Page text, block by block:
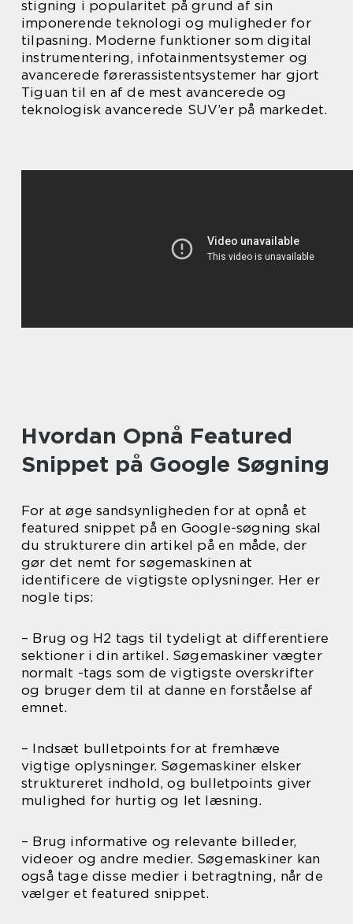
stigning i popularitet på grund af sin
imponerende teknologi og muligheder for
tilpasning. Moderne funktioner som digital
instrumentering, infotainmentsystemer og
avancerede førerassistentsystemer har gjort
Tiguan til en af de mest avancerede og
teknologisk avancerede SUV’er på markedet.
Hvordan Opnå Featured
Snippet på Google Søgning
For at øge sandsynligheden for at opnå et
featured snippet på en Google-søgning skal
du strukturere din artikel på en måde, der
gør det nemt for søgemaskinen at
identificere de vigtigste oplysninger. Her er
nogle tips:
– Brug og H2 tags til tydeligt at differentiere
sektioner i din artikel. Søgemaskiner vægter
normalt -tags som de vigtigste overskrifter
og bruger dem til at danne en forståelse af
emnet.
– Indsæt bulletpoints for at fremhæve
vigtige oplysninger. Søgemaskiner elsker
struktureret indhold, og bulletpoints giver
mulighed for hurtig og let læsning.
– Brug informative og relevante billeder,
videoer og andre medier. Søgemaskiner kan
også tage disse medier i betragtning, når de
vælger et featured snippet.